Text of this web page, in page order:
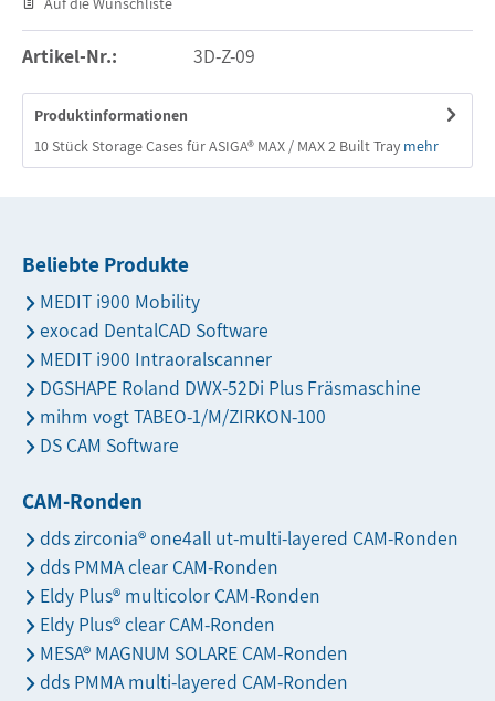
Artikel-Nr.: 3D-Z-09
Produktinformationen
10 Stück Storage Cases für ASIGA® MAX / MAX 2 Built Tray mehr
Beliebte Produkte
MEDIT i900 Mobility
exocad DentalCAD Software
MEDIT i900 Intraoralscanner
DGSHAPE Roland DWX-52Di Plus Fräsmaschine
mihm vogt TABEO-1/M/ZIRKON-100
DS CAM Software
CAM-Ronden
dds zirconia® one4all ut-multi-layered CAM-Ronden
dds PMMA clear CAM-Ronden
Eldy Plus® multicolor CAM-Ronden
Eldy Plus® clear CAM-Ronden
MESA® MAGNUM SOLARE CAM-Ronden
dds PMMA multi-layered CAM-Ronden